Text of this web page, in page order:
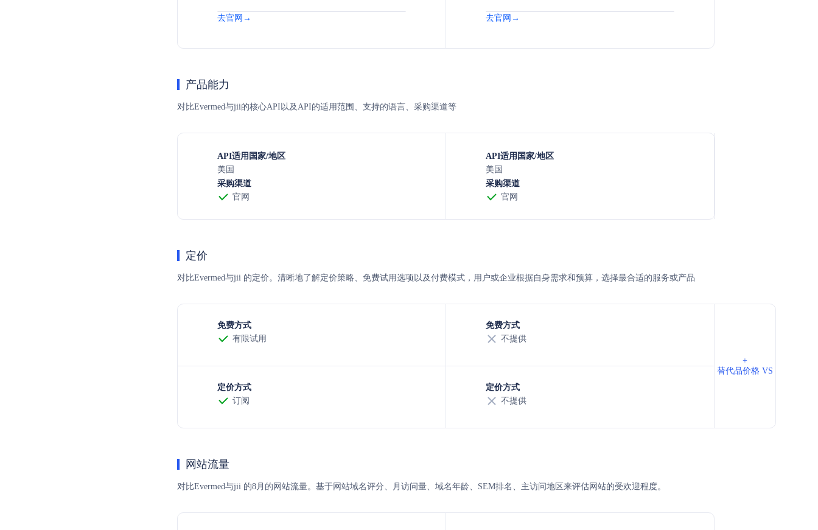
去官网→ 去官网→
产品能力
对比Evermed与jii的核心API以及API的适用范围、支持的语言、采购渠道等
API适用国家/地区
美国
采购渠道
官网
API适用国家/地区
美国
采购渠道
官网
定价
对比Evermed与jii 的定价。清晰地了解定价策略、免费试用选项以及付费模式，用户或企业根据自身需求和预算，选择最合适的服务或产品
免费方式
有限试用
免费方式
不提供
定价方式
订阅
定价方式
不提供
+
替代品价格 VS
网站流量
对比Evermed与jii 的8月的网站流量。基于网站域名评分、月访问量、域名年龄、SEM排名、主访问地区来评估网站的受欢迎程度。